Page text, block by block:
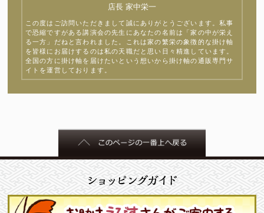
店長 家中栄一
この度はご訪問いただきまして誠にありがとうございます。私事
で恐縮ですがある講演会の先生にあなたの名前は「家の中が栄え
る一方」だねと言われました。これは家の繁栄の象徴的な掛け軸
を皆様にお届けするのは私の天職だと思い日々精進しています。
全国の方に掛け軸を届けたいという想いから掛け軸の通販専門サ
イトを運営しております。